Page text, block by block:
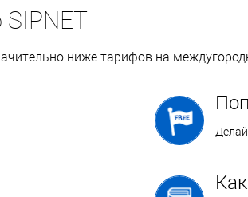
ниже тарифов на